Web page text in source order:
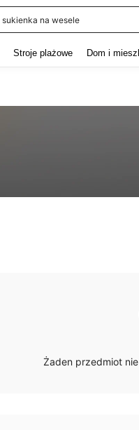
sukienka na wesele
Stroje plażowe Dom i
Żaden przedmiot